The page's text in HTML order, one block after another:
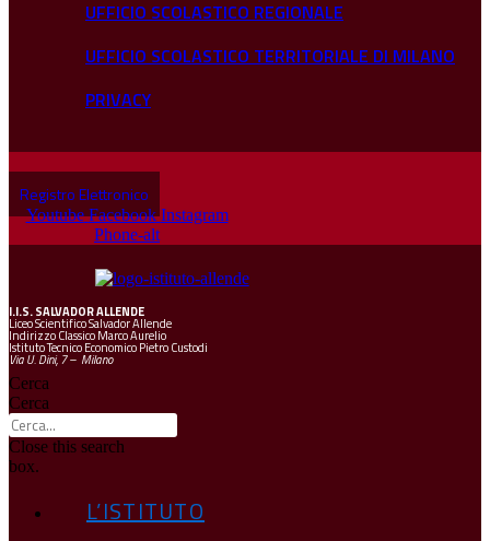
UFFICIO SCOLASTICO REGIONALE
UFFICIO SCOLASTICO TERRITORIALE DI MILANO
PRIVACY
Registro Elettronico
Youtube Facebook Instagram
Phone-alt
I.I.S.SALVADOR ALLENDE
Liceo Scientifico Salvador Allende
Indirizzo Classico Marco Aurelio
Istituto Tecnico Economico Pietro Custodi
Via U. Dini, 7 – Milano
Cerca
Cerca
Close this search
box.
L’ISTITUTO